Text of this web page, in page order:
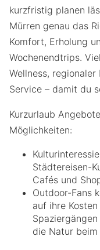
kurzfristig planen
Mürren genau das
Komfort, Erholung
Wochenendtrips.
Wellness,
Service – damit du
Kurzurlaub
Möglichkeiten:
Städtereisen-
Cafés und
Outdoor-Fans
auf ihre
die Natur beim